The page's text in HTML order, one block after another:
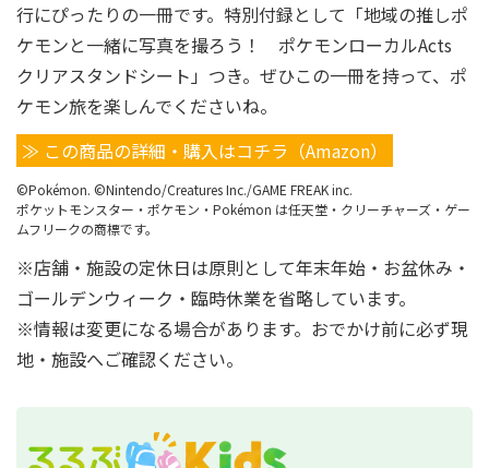
行にぴったりの一冊です。特別付録として「地域の推しポ
ケモンと一緒に写真を撮ろう！ ポケモンローカルActs
クリアスタンドシート」つき。ぜひこの一冊を持って、ポ
ケモン旅を楽しんでくださいね。
≫ この商品の詳細・購入はコチラ（Amazon）
©Pokémon. ©Nintendo/Creatures Inc./GAME FREAK inc.
ポケットモンスター・ポケモン・Pokémon は任天堂・クリーチャーズ・ゲー
ムフリークの商標です。
※店舗・施設の定休日は原則として年末年始・お盆休み・
ゴールデンウィーク・臨時休業を省略しています。
※情報は変更になる場合があります。おでかけ前に必ず現
地・施設へご確認ください。